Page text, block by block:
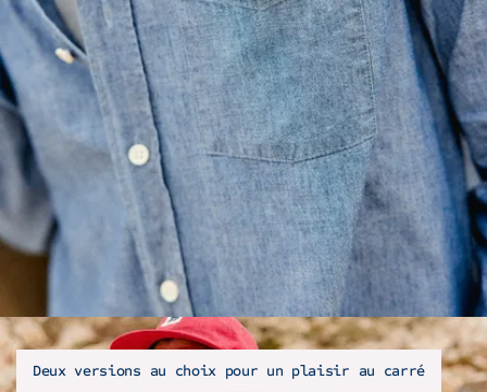
Deux versions au choix pour un plaisir au carré